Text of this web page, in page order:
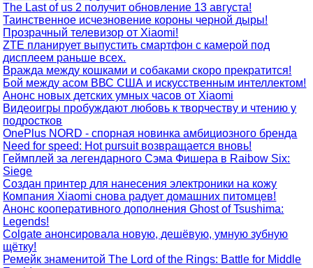
The Last of us 2 получит обновление 13 августа!
Таинственное исчезновение короны черной дыры!
Прозрачный телевизор от Xiaomi!
ZTE планирует выпустить смартфон с камерой под
дисплеем раньше всех.
Вражда между кошками и собаками скоро прекратится!
Бой между асом ВВС США и искусственным интеллектом!
Анонс новых детских умных часов от Xiaomi
Видеоигры пробуждают любовь к творчеству и чтению у
подростков
OnePlus NORD - спорная новинка амбициозного бренда
Need for speed: Hot pursuit возвращается вновь!
Геймплей за легендарного Сэма Фишера в Raibow Six:
Siege
Создан принтер для нанесения электроники на кожу
Компания Xiaomi снова радует домашних питомцев!
Анонс кооперативного дополнения Ghost of Tsushima:
Legends!
Colgate анонсировала новую, дешёвую, умную зубную
щётку!
Ремейк знаменитой The Lord of the Rings: Battle for Middle